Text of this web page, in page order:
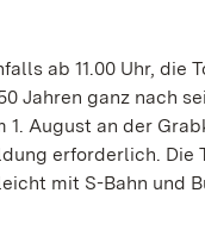
ab 11.00 Uhr, die
Jahren ganz nach
August an der
erforderlich. Die
mit S-Bahn und